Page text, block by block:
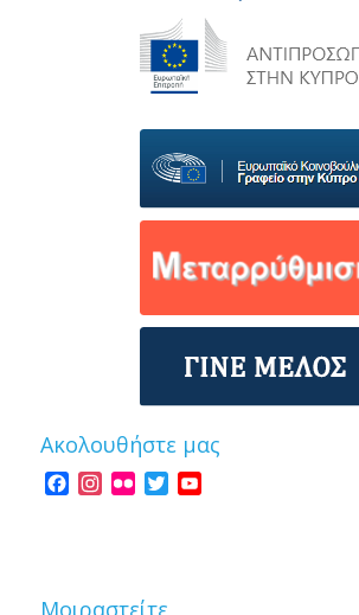
Ακολουθήστε μας
Facebook
Instagram
FlickrTwitterYouTube
Μοιραστείτε